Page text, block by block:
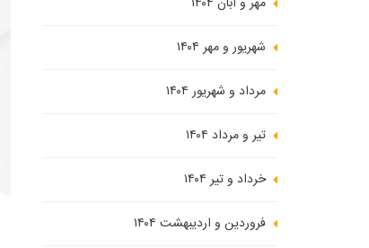
شهریور و مهر ۱۴۰۴
مرداد و شهریور ۱۴۰۴
تیر و مرداد ۱۴۰۴
خرداد و تیر ۱۴۰۴
فروردین و اردیبهشت ۱۴۰۴